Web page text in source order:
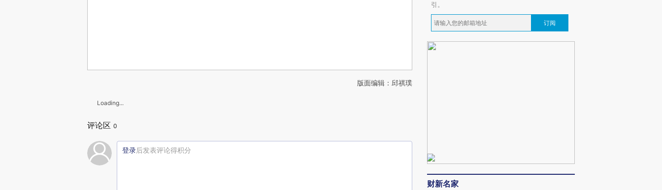
版面编辑：邱祺璞
Loading...
评论区 0
登录后发表评论得积分
引。
订阅
财新名家